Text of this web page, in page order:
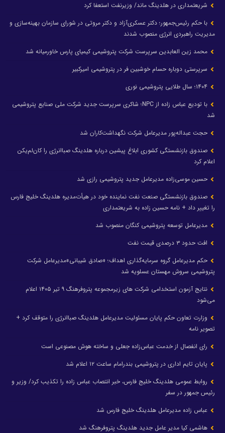
شریعتمداری در هلدینگ ماند/ وزیرنفت استعفا کرد
با حکم رئیس‌جمهور؛ دکتر عسکری‌آزاد و دکتر مروتی در شورای سازمان بهینه‌سازی و
مدیریت راهبردی انرژی منصوب شدند
محمد زین العابدین سرپرست شرکت پتروشیمی کیمیای پارس خاورمیانه شد
سرپرستی دوباره حسام خوشبین فر در پتروشیمی امیرکبیر
با تودیع عباس زاده از NPC؛ شاکری سرپرست جدید شرکت ملی صنایع پتروشیمی
شد
حجت عبداله‌پور مدیرعامل شرکت نگهداشت‌کاران شد
صندوق بازنشستگی کشوری ابلاغ پیشین درباره هلدینگ صباانرژی را کان‌لم‌یکن
اعلام کرد
حسین موسی‌زاده مدیرعامل جدید پتروشیمی رازی شد
صندوق بازنشستگی صنعت نفت نماینده خود در هیأت‌مدیره هلدینگ خلیج فارس
را تغییر داد + نامه حسین زاده به شریعتمداری
مدیرعامل توسعه پتروشیمی کنگان منصوب شد
افت حدود ۳ درصدی قیمت نفت
حکم مدیرعامل گروه سرمایه‌گذاری اهداف؛ «صادق شیبانی»مدیرعامل شرکت
پتروشیمی سروش مهستان عسلویه شد
نتایج آزمون استخدامی شرکت های زیرمجموعه پتروفرهنگ ۹ تیر ۱۴۰۵ اعلام
می‌شود
وزارت تعاون حکم پایان مسئولیت مدیرعامل هلدینگ صباانرژی را متوقف کرد +
تصویر نامه
رای انفصال از خدمت عباس‌زاده جعلی و ساخته هوش مصنوعی است
پایان تایم اداری در پتروشیمی بندرامام ساعت ۱۲ اعلام شد
روابط عمومی هلدینگ خلیج فارس، خبر انتصاب عباس زاده را تکذیب کرد/ وزیر و
رئیس جمهور در سفر
عباس زاده مدیرعامل هلدینگ خلیج فارس شد
هاشمی کیا مدیر عامل جدید هلدینگ پتروفرهنگ شد